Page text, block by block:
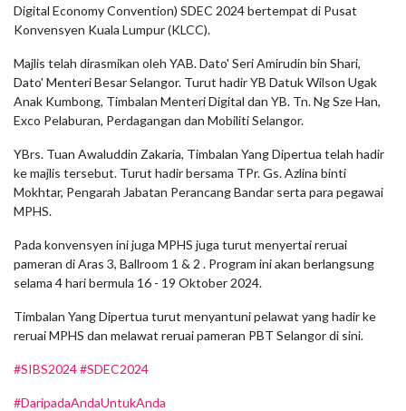
Digital Economy Convention) SDEC 2024 bertempat di Pusat
Konvensyen Kuala Lumpur (KLCC).
Majlis telah dirasmikan oleh YAB. Dato' Seri Amirudin bin Shari,
Dato' Menteri Besar Selangor. Turut hadir YB Datuk Wilson Ugak
Anak Kumbong, Timbalan Menteri Digital dan YB. Tn. Ng Sze Han,
Exco Pelaburan, Perdagangan dan Mobiliti Selangor.
YBrs. Tuan Awaluddin Zakaria, Timbalan Yang Dipertua telah hadir
ke majlis tersebut. Turut hadir bersama TPr. Gs. Azlina binti
Mokhtar, Pengarah Jabatan Perancang Bandar serta para pegawai
MPHS.
Pada konvensyen ini juga MPHS juga turut menyertai reruai
pameran di Aras 3, Ballroom 1 & 2 . Program ini akan berlangsung
selama 4 hari bermula 16 - 19 Oktober 2024.
Timbalan Yang Dipertua turut menyantuni pelawat yang hadir ke
reruai MPHS dan melawat reruai pameran PBT Selangor di sini.
#SIBS2024#SDEC2024
#DaripadaAndaUntukAnda